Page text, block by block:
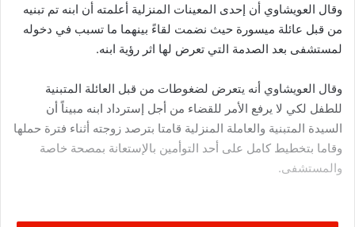
وقال العويشاوي أن إحدى المعينات المنزلية أعلمته أن ابنه تم تبنيه
من قبل عائلة ميسورة حيث نضمت لقاءً بينهما ما تسبب في دخوله
لمستشفى بعد الصدمة التي تعرض لها اثر رؤية ابنه.
وقال العويشاوي أنه يتعرض لضغوطات من قبل العائلة المتبنية
للطفل لكي لا يرفع الأمر للقضاء من أجل إسترداد ابنه مبيناً أن
السيدة المتبنية والعاملة المنزلية قامتا بترصد زوجته أثناء فترة حملها
وقاما بتخطيط كامل على أحد التوأمين بالإستعانة بمصحة خاصة
والمستشفى.